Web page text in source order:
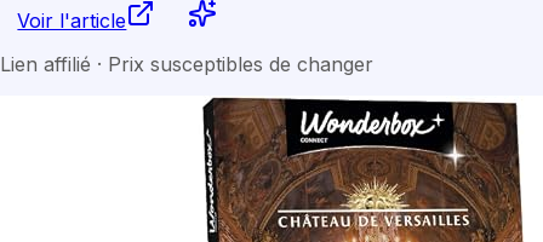
Voir l'article
Lien affilié · Prix susceptibles de changer